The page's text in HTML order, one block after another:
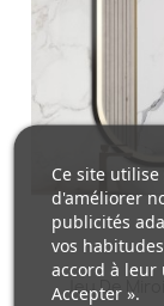
Jeu De
Ce site
d'améliorer
publicités
vos
accord à leur
Accepter ».